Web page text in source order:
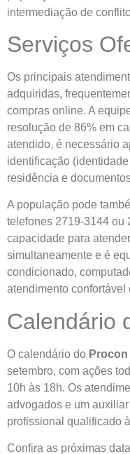
intermediação de
Serviços
Os principais
adquiridas,
compras online. A
resolução de 86% em
atendido, é necessário
identificação
residência e
A população pode
telefones 2719-3144 ou
capacidade para
simultaneamente e é
condicionado,
atendimento confortável
Calendário
O calendário do
setembro, com ações
10h às 18h. Os
advogados e um
profissional qualificado
Confira as próximas